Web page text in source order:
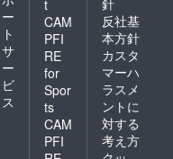
ー
ト
サ
ー
ビ
ス
t
CAM
PFI
RE
for
Spor
ts
CAM
PFI
反社基
本方針
カスタ
マーハ
ラスメ
ントに
対する
考え方